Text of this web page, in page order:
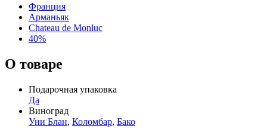
Франция
Арманьяк
Chateau de Monluc
40%
О товаре
Подарочная упаковка
Да
Виноград
Уни Блан, Коломбар, Бако